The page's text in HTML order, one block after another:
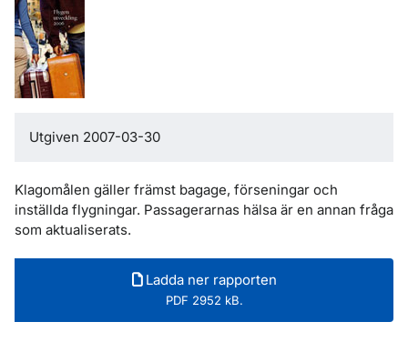
Utgiven 2007-03-30
Klagomålen gäller främst bagage, förseningar och
inställda flygningar. Passagerarnas hälsa är en annan fråga
som aktualiserats.
Ladda ner rapporten
PDF 2952 kB.